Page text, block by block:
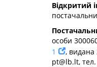
Відкритий
особи
1
, видана
pt@lb.lt,